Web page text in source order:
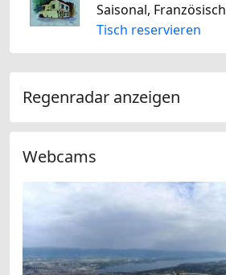
Saisonal, Französisch
Tisch reservieren
Regenradar anzeigen
Webcams